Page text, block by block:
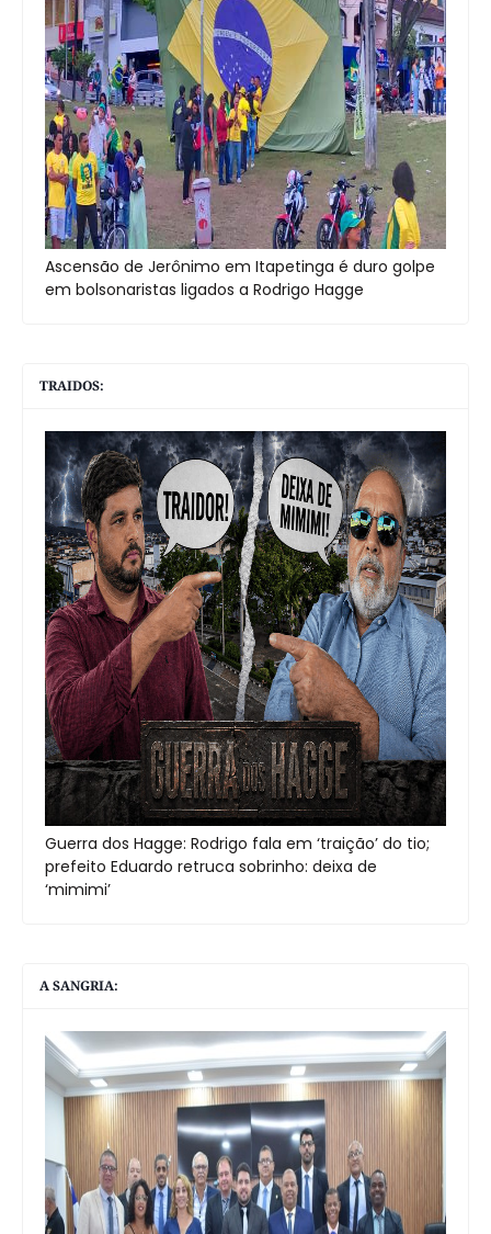
Ascensão de Jerônimo em Itapetinga é duro golpe
em bolsonaristas ligados a Rodrigo Hagge
TRAIDOS:
Guerra dos Hagge: Rodrigo fala em ‘traição’ do tio;
prefeito Eduardo retruca sobrinho: deixa de
‘mimimi’
A SANGRIA: